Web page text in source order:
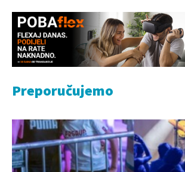
Preporučujemo